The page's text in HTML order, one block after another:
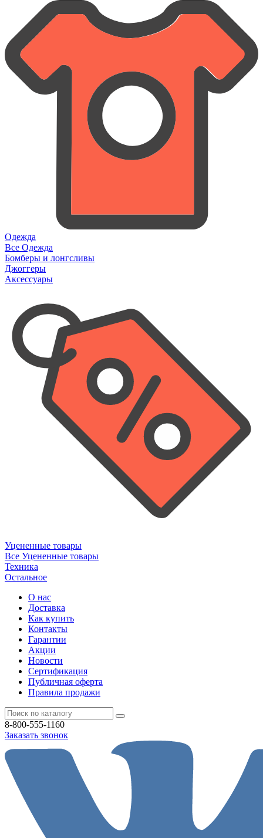
Одежда
Все Одежда
Бомберы и лонгсливы
Джоггеры
Аксессуары
Уцененные товары
Все Уцененные товары
Техника
Остальное
О нас
Доставка
Как купить
Контакты
Гарантии
Акции
Новости
Cертификация
Публичная оферта
Правила продажи
8-800-555-1160
Заказать звонок